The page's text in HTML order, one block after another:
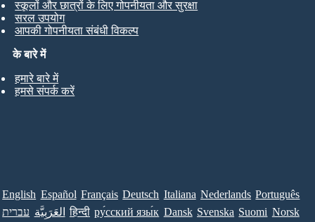
के बारे में
हमारे बारे में
हमसे संपर्क करें
स्कूलों और छात्रों के लिए गोपनीयता और सुरक्षा
सरल उपयोग
आपकी गोपनीयता संबंधी विकल्प
English Español Français Deutsch Italiana Nederlands Português
עברית العَرَبِيَّة हिन्दी ру́сский язы́к Dansk Svenska Suomi Norsk